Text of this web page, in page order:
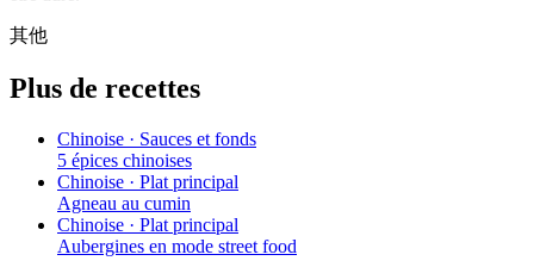
其他
Plus de recettes
Chinoise · Sauces et fonds
5 épices chinoises
Chinoise · Plat principal
Agneau au cumin
Chinoise · Plat principal
Aubergines en mode street food